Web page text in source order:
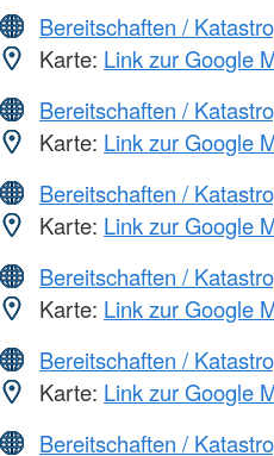
Bereitschaften /
Karte: Link zur Google
Bereitschaften /
Karte: Link zur Google
Bereitschaften /
Karte: Link zur Google
Bereitschaften /
Karte: Link zur Google
Bereitschaften /
Karte: Link zur Google
Bereitschaften /